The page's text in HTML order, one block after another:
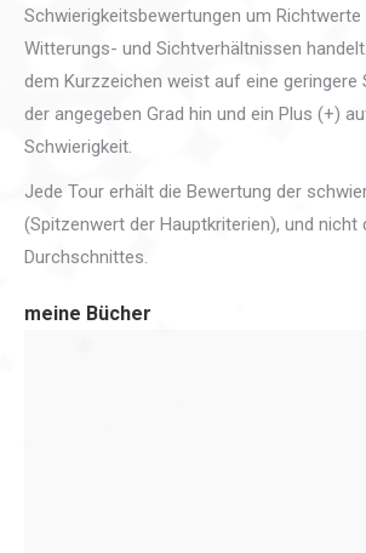
Schwierigkeitsbewertungen um Richtwerte
Witterungs- und Sichtverhältnissen
dem Kurzzeichen weist auf eine geringere
der angegeben Grad hin und ein Plus (+)
Schwierigkeit.
Jede Tour erhält die Bewertung der
(Spitzenwert der Hauptkriterien), und nicht
Durchschnittes.
meine Bücher